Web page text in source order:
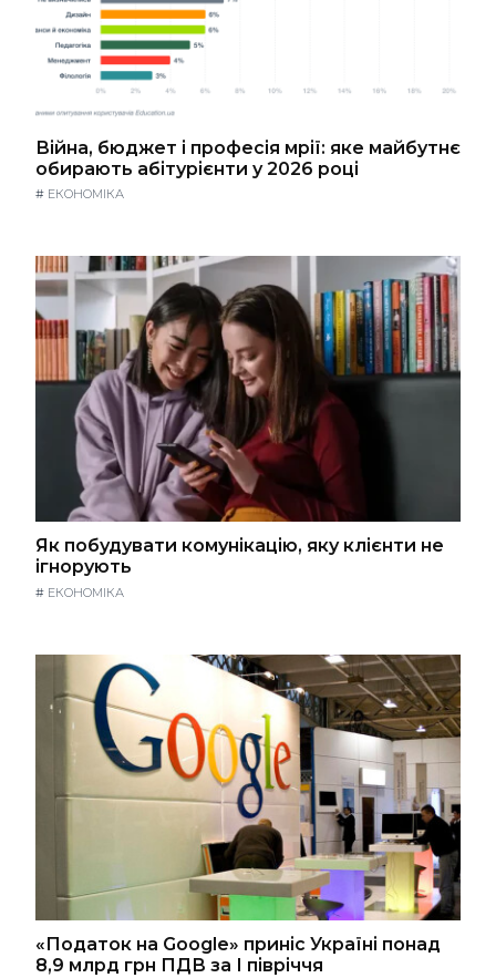
Війна, бюджет і професія мрії: яке майбутнє
обирають абітурієнти у 2026 році
# ЕКОНОМІКА
Як побудувати комунікацію, яку клієнти не
ігнорують
# ЕКОНОМІКА
«Податок на Google» приніс Україні понад
8,9 млрд грн ПДВ за І півріччя